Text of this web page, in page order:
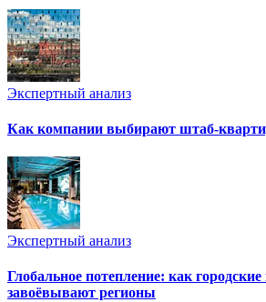
Экспертный анализ
Как компании выбирают штаб-
Экспертный анализ
Глобальное потепление: как
завоёвывают регионы